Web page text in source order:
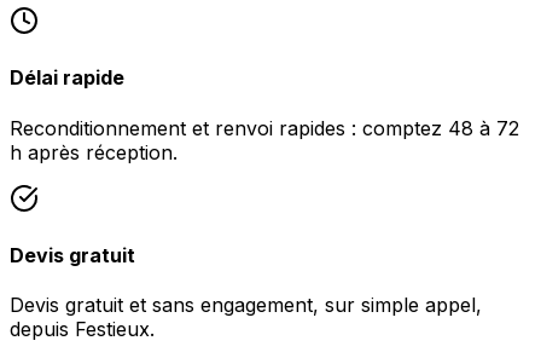
Délai rapide
Reconditionnement et renvoi rapides : comptez 48 à 72
h après réception.
Devis gratuit
Devis gratuit et sans engagement, sur simple appel,
depuis Festieux.